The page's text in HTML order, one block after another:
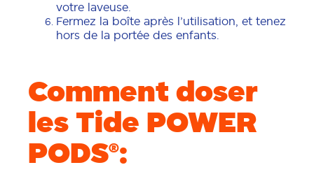
votre laveuse.
Fermez la boîte après l’utilisation, et tenez
hors de la portée des enfants.
Comment doser
les Tide POWER
PODS®: